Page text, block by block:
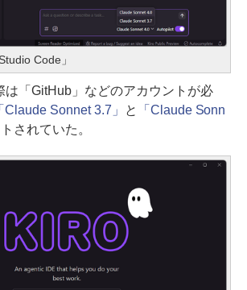
Code」
「GitHub」などのアカウントが必
Claude Sonnet 3.7」 と
「Claude Sonn
されていた。